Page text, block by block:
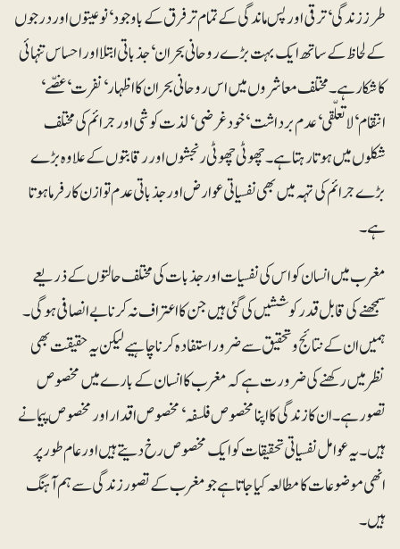
طرززندگی‘ ترقی اور پس ماندگی کے تمام تر فرق کے باوجود ‘ نوعیتوں اور درجوں
کے لحاظ کے ساتھ ایک بہت بڑے روحانی بحران‘ جذباتی ابتلا اور احساس تنہائی
کا شکار ہے۔ مختلف معاشروں میں اس روحانی بحران کا اظہار‘ نفرت‘ غصّے‘
انتقام‘ لاتعلّقی‘ عدم برداشت‘ خود غرضی‘ لذت کوشی اور جرائم کی مختلف
شکلوں میں ہوتا رہتا ہے۔ چھوٹی چھوٹی رنجشوں اور رقابتوں کے علاوہ بڑے
بڑے جرائم کی تہہ میں بھی نفسیاتی عوارض اور جذباتی عدم توازن کارفرما ہوتا
ہے۔
مغرب میں انسان کو اس کی نفسیات اور جذبات کی مختلف حالتوں کے ذریعے
سمجھنے کی قابل قدر کوششیں کی گئی ہیں جن کا اعتراف نہ کرنا بے انصافی ہوگی۔
ہمیں ان کے نتائج وتحقیق سے ضرور استفادہ کرنا چاہیے لیکن یہ حقیقت بھی
نظر میں رکھنے کی ضرورت ہے کہ مغرب کا انسان کے بارے میں مخصوص
تصور ہے۔ ان کا زندگی کا اپنا مخصوص فلسفہ‘ مخصوص اقدار اور مخصوص پیمانے
ہیں۔ یہ عوامل نفسیاتی تحقیقات کو ایک مخصوص رخ دیتے ہیں اور عام طور پر
انھی موضوعات کا مطالعہ کیا جاتا ہے جو مغرب کے تصور زندگی سے ہم آہنگ
ہیں۔